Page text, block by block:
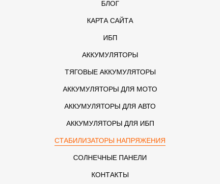
БЛОГ
КАРТА САЙТА
ИБП
АККУМУЛЯТОРЫ
ТЯГОВЫЕ АККУМУЛЯТОРЫ
АККУМУЛЯТОРЫ ДЛЯ МОТО
АККУМУЛЯТОРЫ ДЛЯ АВТО
АККУМУЛЯТОРЫ ДЛЯ ИБП
СТАБИЛИЗАТОРЫ НАПРЯЖЕНИЯ
СОЛНЕЧНЫЕ ПАНЕЛИ
КОНТАКТЫ